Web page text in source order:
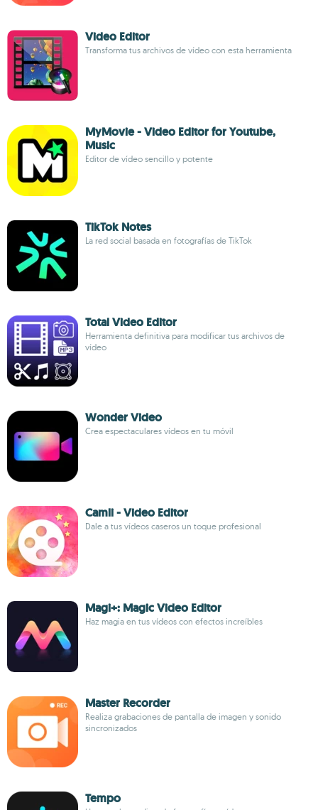
Video Editor
Transforma tus archivos de vídeo con esta herramienta
MyMovie - Video Editor for Youtube,
Music
Editor de vídeo sencillo y potente
TikTok Notes
La red social basada en fotografías de TikTok
Total Video Editor
Herramienta definitiva para modificar tus archivos de
vídeo
Wonder Video
Crea espectaculares vídeos en tu móvil
Camli - Video Editor
Dale a tus vídeos caseros un toque profesional
Magi+: Magic Video Editor
Haz magia en tus vídeos con efectos increíbles
Master Recorder
Realiza grabaciones de pantalla de imagen y sonido
sincronizados
Tempo